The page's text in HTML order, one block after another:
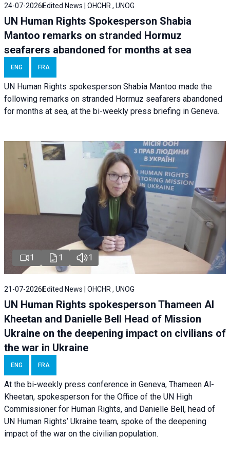
24-07-2026 Edited News | OHCHR , UNOG
UN Human Rights Spokesperson Shabia
Mantoo remarks on stranded Hormuz
seafarers abandoned for months at sea
ENG FRA
UN Human Rights spokesperson Shabia Mantoo made the
following remarks on stranded Hormuz seafarers abandoned
for months at sea, at the bi-weekly press briefing in Geneva.
1 1 1
21-07-2026 Edited News | OHCHR , UNOG
UN Human Rights spokesperson Thameen Al
Kheetan and Danielle Bell Head of Mission
Ukraine on the deepening impact on civilians of
the war in Ukraine
ENG FRA
At the bi-weekly press conference in Geneva, Thameen Al-
Kheetan, spokesperson for the Office of the UN High
Commissioner for Human Rights, and Danielle Bell, head of
UN Human Rights’ Ukraine team, spoke of the deepening
impact of the war on the civilian population.